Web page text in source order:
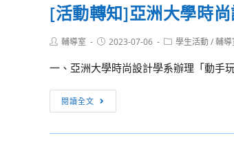
年
度
第
次
專
國
署
委
北
[活動轉知]亞洲大學時
Post輔導室
Post2023-07-06
Post學生活動/輔導
一、亞洲大學時尚設計學系辦理「動手
閱讀全文
動
轉